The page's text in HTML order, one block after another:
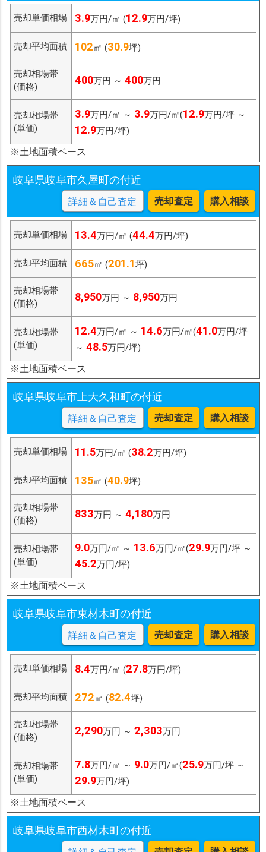
売却単価相場 3.9万円/㎡ (12.9万円/坪)
売却平均面積 102㎡ (30.9坪)
売却相場帯
(価格)
400万円 ～ 400万円
売却相場帯
(単価)
3.9万円/㎡ ～ 3.9万円/㎡(12.9万円/坪 ～
12.9万円/坪)
※土地面積ベース
岐阜県岐阜市久屋町の付近
詳細＆自己査定 売却査定 購入相談
売却単価相場 13.4万円/㎡ (44.4万円/坪)
売却平均面積 665㎡ (201.1坪)
売却相場帯
(価格)
8,950万円 ～ 8,950万円
売却相場帯
(単価)
12.4万円/㎡ ～ 14.6万円/㎡(41.0万円/坪
～ 48.5万円/坪)
※土地面積ベース
岐阜県岐阜市上大久和町の付近
詳細＆自己査定 売却査定 購入相談
売却単価相場 11.5万円/㎡ (38.2万円/坪)
売却平均面積 135㎡ (40.9坪)
売却相場帯
(価格)
833万円 ～ 4,180万円
売却相場帯
(単価)
9.0万円/㎡ ～ 13.6万円/㎡(29.9万円/坪 ～
45.2万円/坪)
※土地面積ベース
岐阜県岐阜市東材木町の付近
詳細＆自己査定 売却査定 購入相談
売却単価相場 8.4万円/㎡ (27.8万円/坪)
売却平均面積 272㎡ (82.4坪)
売却相場帯
(価格)
2,290万円 ～ 2,303万円
売却相場帯
(単価)
7.8万円/㎡ ～ 9.0万円/㎡(25.9万円/坪 ～
29.9万円/坪)
※土地面積ベース
岐阜県岐阜市西材木町の付近